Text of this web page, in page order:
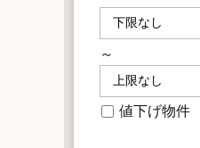
～
値下げ物件